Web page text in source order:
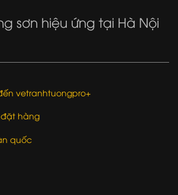
sơn hiệu ứng tại Hà Nội
vetranhtuongpro+
hàng
quốc